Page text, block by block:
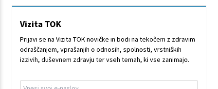
Time
Vizita TOK
Prijavi se na Vizita TOK novičke in bodi na tekočem z zdravim
odraščanjem, vprašanjih o odnosih, spolnosti, vrstniških
izzivih, duševnem zdravju ter vseh temah, ki vse zanimajo.